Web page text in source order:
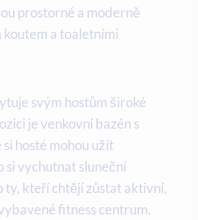
prostorné a moderně
koutem a toaletními
svým hostům široké
je venkovní bazén s
hosté mohou užít
si vychutnat sluneční
ty, kteří chtějí zůstat aktivní,
fitness centrum.